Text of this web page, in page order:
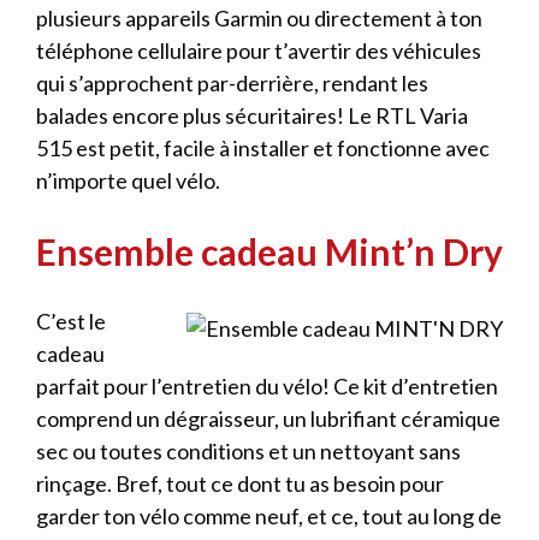
plusieurs appareils Garmin ou directement à ton
téléphone cellulaire pour t’avertir des véhicules
qui s’approchent par-derrière, rendant les
balades encore plus sécuritaires! Le RTL Varia
515 est petit, facile à installer et fonctionne avec
n’importe quel vélo.
Ensemble cadeau Mint’n Dry
C’est le
cadeau
parfait pour l’entretien du vélo! Ce kit d’entretien
comprend un dégraisseur, un lubrifiant céramique
sec ou toutes conditions et un nettoyant sans
rinçage. Bref, tout ce dont tu as besoin pour
garder ton vélo comme neuf, et ce, tout au long de